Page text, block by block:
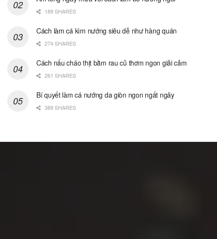
189 SHARES
Cách làm cá kìm nướng siêu dễ như hàng quán
274 SHARES
Cách nấu cháo thịt bằm rau củ thơm ngon giải cảm
261 SHARES
Bí quyết làm cá nướng da giòn ngon ngất ngây
389 SHARES